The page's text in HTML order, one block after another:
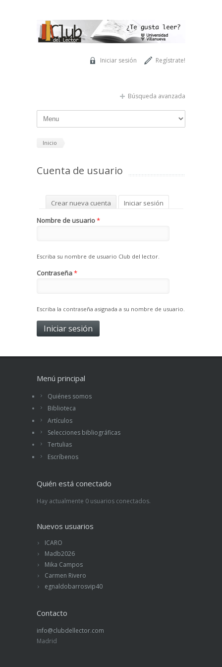
Regístrate!
Iniciar sesión
Búsqueda avanzada
Inicio
Cuenta de usuario
Solapas principales
Crear nueva cuenta Iniciar sesión
Solicitar una nueva contraseña
Nombre de usuario*
Escriba su nombre de usuario Club del lector.
Contraseña*
Escriba la contraseña asignada a su nombre de usuario.
Menú principal
Quiénes somos
Biblioteca
Artículos
Selecciones bibliográficas
Tertulias
Escríbenos
Quién está conectado
Hay actualmente 0 usuarios conectados.
Nuevos usuarios
ICARO
Madb2026
Mika Campos
Carmen Rivero
egnaldobarrosvip40
Contacto
info@clubdellector.com
Madrid